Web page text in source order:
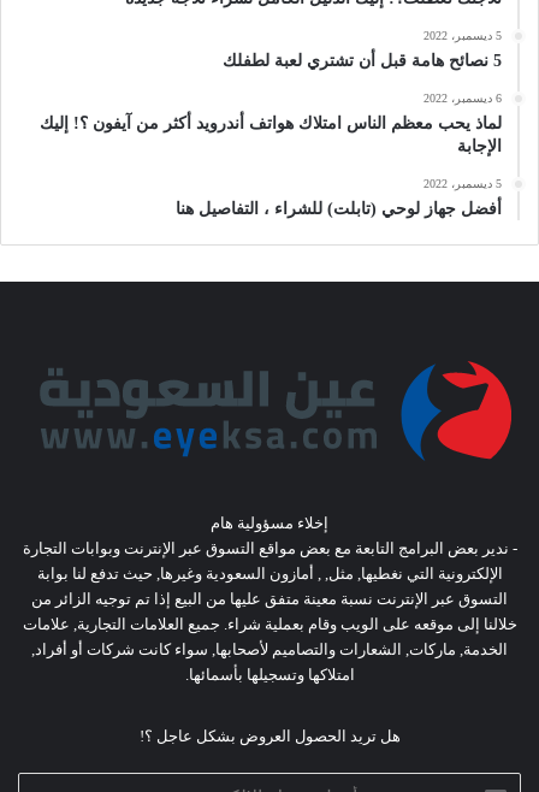
5 ديسمبر، 2022
5 نصائح هامة قبل أن تشتري لعبة لطفلك
6 ديسمبر، 2022
لماذ يحب معظم الناس امتلاك هواتف أندرويد أكثر من آيفون ؟! إليك
الإجابة
5 ديسمبر، 2022
أفضل جهاز لوحي (تابلت) للشراء ، التفاصيل هنا
إخلاء مسؤولية هام
- ندير بعض البرامج التابعة مع بعض مواقع التسوق عبر الإنترنت وبوابات التجارة
الإلكترونية التي نغطيها, مثل, , أمازون السعودية وغيرها, حيث تدفع لنا بوابة
التسوق عبر الإنترنت نسبة معينة متفق عليها من البيع إذا تم توجيه الزائر من
خلالنا إلى موقعه على الويب وقام بعملية شراء. جميع العلامات التجارية, علامات
الخدمة, ماركات, الشعارات والتصاميم لأصحابها, سواء كانت شركات أو أفراد,
امتلاكها وتسجيلها بأسمائها.
هل تريد الحصول العروض بشكل عاجل ؟!